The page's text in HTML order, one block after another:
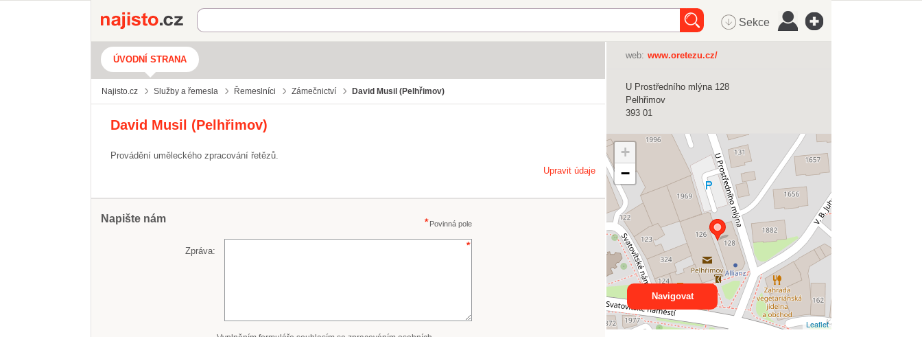
Najisto.cz Sekce
ÚVODNÍ STRANA
Najisto.cz Služby a řemesla Řemeslníci Zámečnictví David Musil (Pelhřimov)
David Musil (Pelhřimov)
Provádění uměleckého zpracování řetězů.
Upravit údaje
Napište nám Povinná pole
Zpráva:
web: www.oretezu.cz/
U Prostředního mlýna 128
Pelhřimov
393 01
+
−
Leaflet
Navigovat